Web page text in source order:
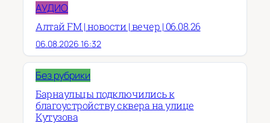
АУДИО
Алтай FM | новости | вечер | 06.08.26
06.08.2026 16:32
Без рубрики
Барнаульцы подключились к
благоустройству сквера на улице
Кутузова